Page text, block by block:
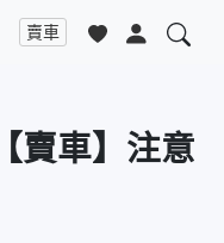
賣車
賣車】注意